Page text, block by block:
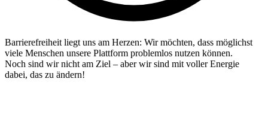
Barrierefreiheit liegt uns am Herzen: Wir möchten, dass möglichst
viele Menschen unsere Plattform problemlos nutzen können.
Noch sind wir nicht am Ziel – aber wir sind mit voller Energie
dabei, das zu ändern!